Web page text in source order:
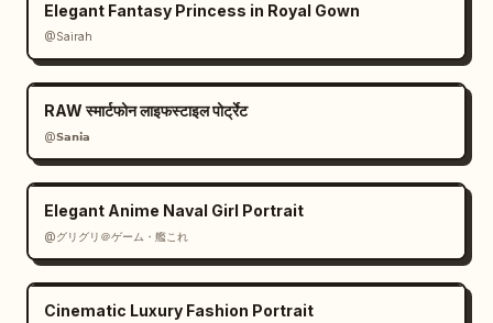
Elegant Fantasy Princess in Royal Gown
@Sairah
RAW स्मार्टफोन लाइफस्टाइल पोर्ट्रेट
@𝗦𝗮𝗻𝗶𝗮
Elegant Anime Naval Girl Portrait
@グリグリ＠ゲーム・艦これ
Cinematic Luxury Fashion Portrait